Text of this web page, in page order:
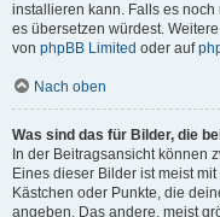
installieren kann. Falls es
es übersetzen würdest.
von phpBB Limited oder auf
Nach oben
Was sind das für Bilder, die
In der Beitragsansicht können
Eines dieser Bilder ist meist
Kästchen oder Punkte, die
angeben. Das andere, meist